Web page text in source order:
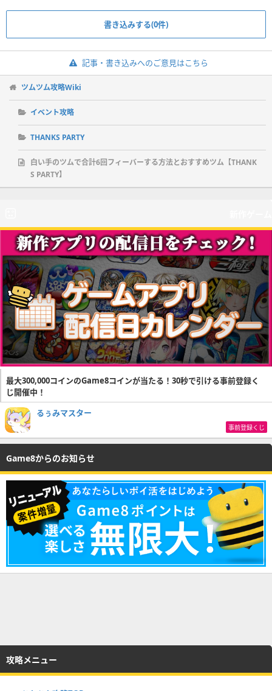
書き込みする(0件)
記事・書き込みへのご意見はこちら
ツムツム攻略Wiki
イベント攻略
THANKS PARTY
白い手のツムで合計6回フィーバーする方法とおすすめツム【THANK
S PARTY】
最大300,000コインのGame8コインが当たる！30秒で引ける事前登録く
じ開催中！
るぅみマスター
事前登録くじ
Game8からのお知らせ
攻略メニュー